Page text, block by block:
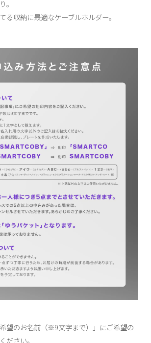
。
る収納に最適なケーブルホルダー。
望のお名前（※9文字まで）」にご希望の
ださい。